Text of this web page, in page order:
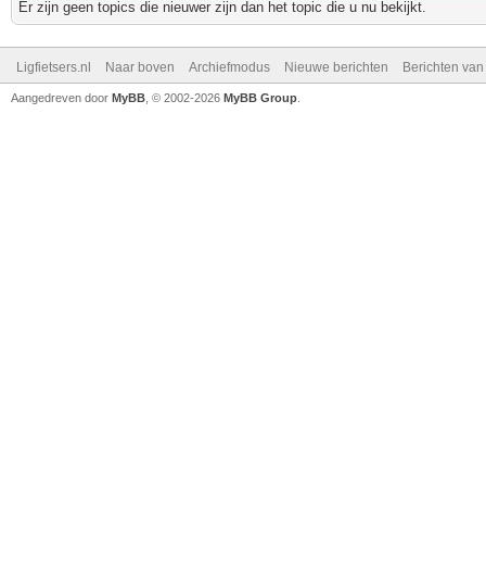
Er zijn geen topics die nieuwer zijn dan het topic die u nu bekijkt.
Ligfietsers.nl Naar boven Archiefmodus Nieuwe berichten Berichten
Aangedreven door MyBB , © 2002-2026 MyBB Group